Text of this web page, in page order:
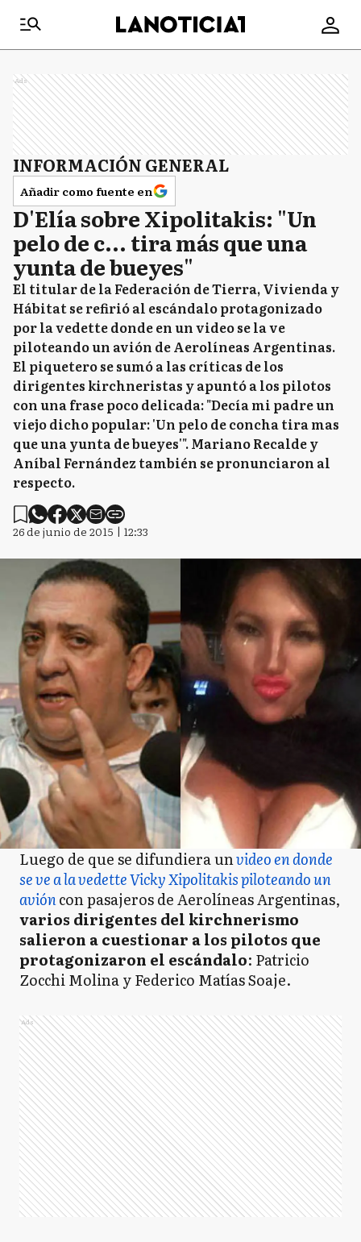
Ads
INFORMACIÓN GENERAL
Añadir como fuente en
D'Elía sobre Xipolitakis: "Un
pelo de c... tira más que una
yunta de bueyes"
El titular de la Federación de Tierra, Vivienda y
Hábitat se refirió al escándalo protagonizado
por la vedette donde en un video se la ve
piloteando un avión de Aerolíneas Argentinas.
El piquetero se sumó a las críticas de los
dirigentes kirchneristas y apuntó a los pilotos
con una frase poco delicada: "Decía mi padre un
viejo dicho popular: 'Un pelo de concha tira mas
que una yunta de bueyes'". Mariano Recalde y
Aníbal Fernández también se pronunciaron al
respecto.
26 de junio de 2015 | 12:33
Luego de que se difundiera unvideo en donde
se ve a la vedette Vicky Xipolitakis piloteando un
avióncon pasajeros de Aerolíneas Argentinas,
varios dirigentes del kirchnerismo
salieron a cuestionar a los pilotos que
protagonizaron el escándalo: Patricio
Zocchi Molina y Federico Matías Soaje.
Ads